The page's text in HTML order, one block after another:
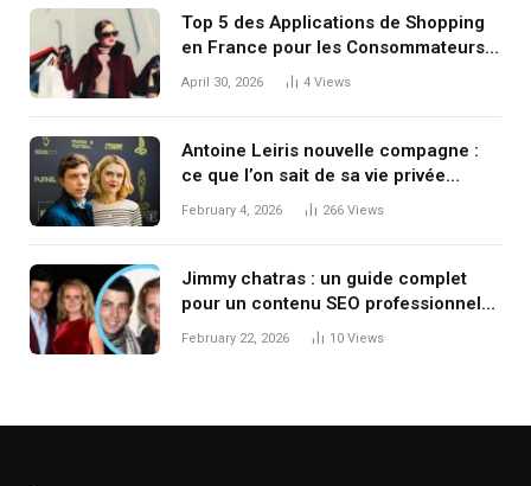
Top 5 des Applications de Shopping
en France pour les Consommateurs
Malins à la Recherche de Produits
April 30, 2026 4 Views
Antoine Leiris nouvelle compagne :
ce que l’on sait de sa vie privée
aujourd’hui
February 4, 2026 266 Views
Jimmy chatras : un guide complet
pour un contenu SEO professionnel
conforme aux directives Google
February 22, 2026 10 Views